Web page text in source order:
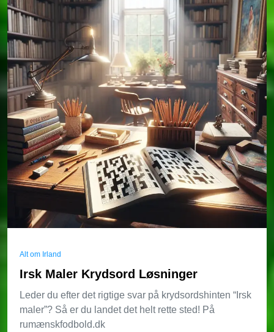
Alt om Irland
Irsk Maler Krydsord Løsninger
Leder du efter det rigtige svar på krydsordshinten “Irsk
maler”? Så er du landet det helt rette sted! På
rumænskfodbold.dk